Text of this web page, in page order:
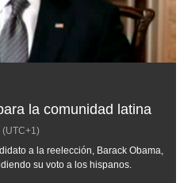
la comunidad latina
(UTC+1)
a la reelección, Barack Obama,
su voto a los hispanos.